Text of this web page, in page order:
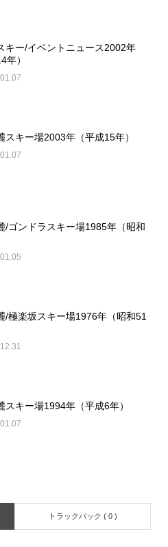
キー/イベントニュース2002年
年）
スキー場2003年（平成15年）
/ゴンドラスキー場1985年（昭和
/極楽坂スキー場1976年（昭和51
スキー場1994年（平成6年）
トラックバック ( 0 )